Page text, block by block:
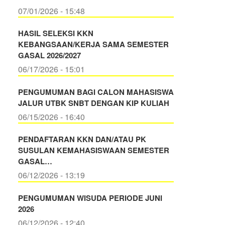
07/01/2026 - 15:48
HASIL SELEKSI KKN
KEBANGSAAN/KERJA SAMA SEMESTER
GASAL 2026/2027
06/17/2026 - 15:01
PENGUMUMAN BAGI CALON MAHASISWA
JALUR UTBK SNBT DENGAN KIP KULIAH
06/15/2026 - 16:40
PENDAFTARAN KKN DAN/ATAU PK
SUSULAN KEMAHASISWAAN SEMESTER
GASAL…
06/12/2026 - 13:19
PENGUMUMAN WISUDA PERIODE JUNI
2026